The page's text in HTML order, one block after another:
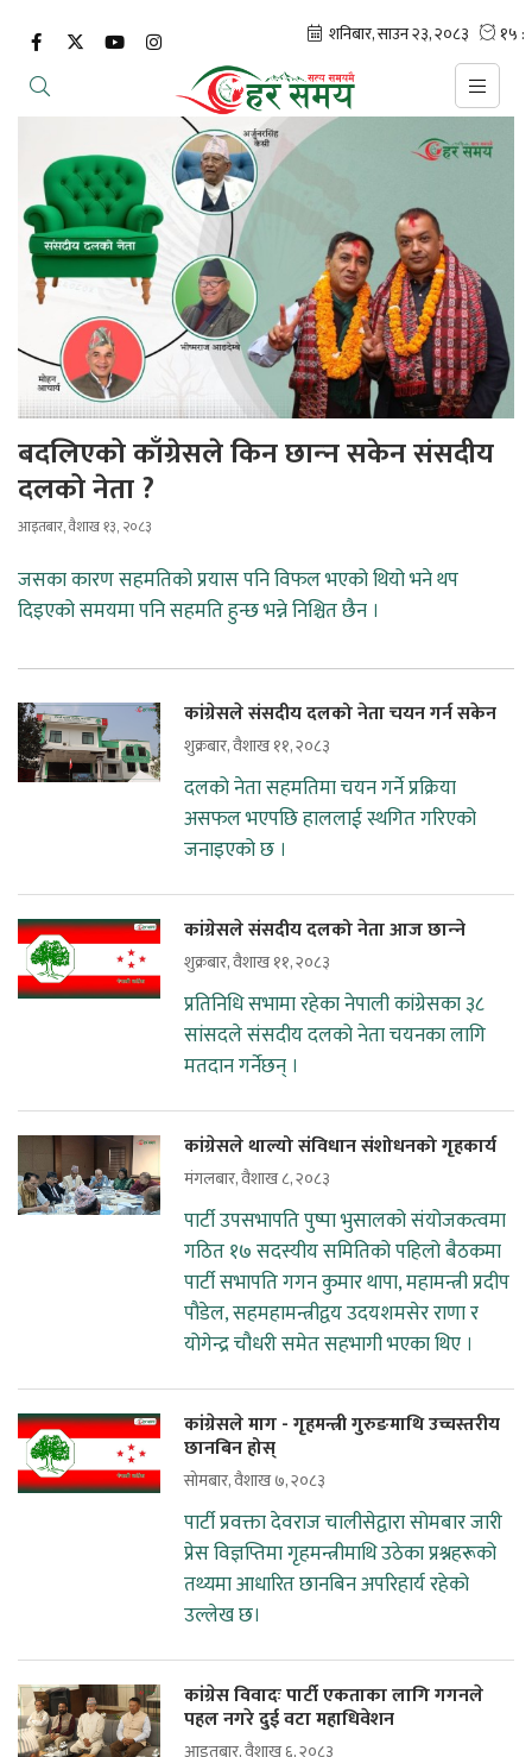
बदलिएको काँग्रेसले किन छान्‍न सकेन संसदीय
दलको नेता ?
आइतबार, वैशाख १३, २०८३
जसका कारण सहमतिको प्रयास पनि विफल भएको थियो भने थप
दिइएको समयमा पनि सहमति हुन्छ भन्ने निश्चित छैन ।
कांग्रेसले संसदीय दलको नेता चयन गर्न सकेन
शुक्रबार, वैशाख ११, २०८३
दलको नेता सहमतिमा चयन गर्ने प्रक्रिया
असफल भएपछि हाललाई स्थगित गरिएको
जनाइएको छ ।
कांग्रेसले संसदीय दलको नेता आज छान्‍ने
शुक्रबार, वैशाख ११, २०८३
प्रतिनिधि सभामा रहेका नेपाली कांग्रेसका ३८
सांसदले संसदीय दलको नेता चयनका लागि
मतदान गर्नेछन् ।
कांग्रेसले थाल्यो संविधान संशोधनको गृहकार्य
मंगलबार, वैशाख ८, २०८३
पार्टी उपसभापति पुष्पा भुसालको संयोजकत्वमा
गठित १७ सदस्यीय समितिको पहिलो बैठकमा
पार्टी सभापति गगन कुमार थापा, महामन्त्री प्रदीप
पौडेल, सहमहामन्त्रीद्वय उदयशमसेर राणा र
योगेन्द्र चौधरी समेत सहभागी भएका थिए ।
कांग्रेसले माग - गृहमन्त्री गुरुङमाथि उच्चस्तरीय
छानबिन होस्
सोमबार, वैशाख ७, २०८३
पार्टी प्रवक्ता देवराज चालीसेद्वारा सोमबार जारी
प्रेस विज्ञप्तिमा गृहमन्त्रीमाथि उठेका प्रश्नहरूको
तथ्यमा आधारित छानबिन अपरिहार्य रहेको
उल्लेख छ।
कांग्रेस विवादः पार्टी एकताका लागि गगनले
पहल नगरे दुई वटा महाधिवेशन
आइतबार, वैशाख ६, २०८३